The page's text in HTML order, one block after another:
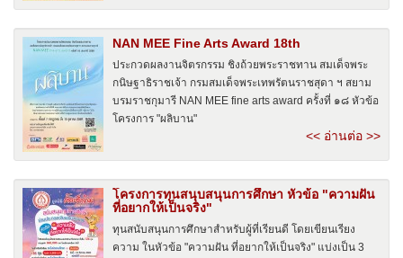
NAN MEE Fine Arts Award 18th
ประกวดผลงานจิตรกรรม ชิงถ้วยพระราชทาน สมเด็จพระ
กนิษฐาธิราชเจ้า กรมสมเด็จพระเทพรัตนราชสุดา ฯ สยาม
บรมราชกุมารี NAN MEE fine arts award ครั้งที่ ๑๘ หัวข้อ
โครงการ "ผลิบาน"
<< อ่านต่อ >>
โครงการทุนสนุบสนุนการศึกษา หัวข้อ "ความฝัน
ที่อยากให้เป็นจริง"
ทุนสนับสนุนการศึกษาสำหรับผู้ที่เรียนดี โดยเขียนเรียง
ความ ในหัวข้อ "ความฝัน ที่อยากให้เป็นจริง" แบ่งเป็น 3